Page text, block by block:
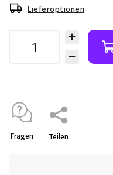
Lieferoptionen
Fragen Teilen